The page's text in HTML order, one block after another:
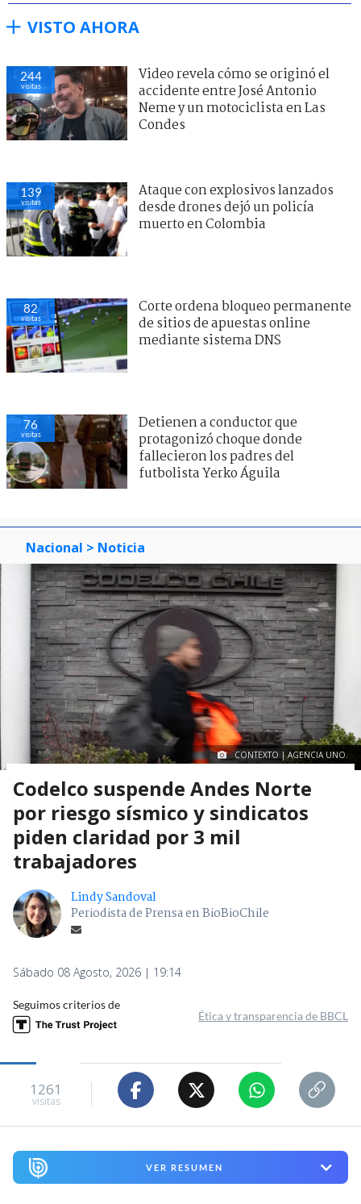
VISTO AHORA
244
visitas
Video revela cómo se originó el
accidente entre José Antonio
Neme y un motociclista en Las
Condes
139
visitas
Ataque con explosivos lanzados
desde drones dejó un policía
muerto en Colombia
82
visitas
Corte ordena bloqueo permanente
de sitios de apuestas online
mediante sistema DNS
76
visitas
Detienen a conductor que
protagonizó choque donde
fallecieron los padres del
futbolista Yerko Águila
Nacional > Noticia
CONTEXTO | AGENCIA UNO.
Codelco suspende Andes Norte
por riesgo sísmico y sindicatos
piden claridad por 3 mil
trabajadores
Lindy Sandoval
Periodista de Prensa en BioBioChile
Sábado 08 Agosto, 2026 | 19:14
Seguimos criterios de
Ética y transparencia de BBCL
1261
visitas
VER RESUMEN